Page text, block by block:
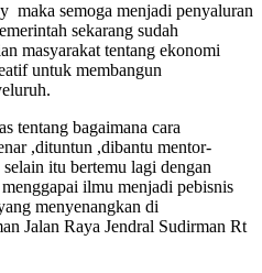
maka semoga menjadi penyaluran
sekarang sudah
masyarakat tentang ekonomi
untuk membangun
tentang bagaimana cara
,dituntun ,dibantu mentor-
itu bertemu lagi dengan
ilmu menjadi pebisnis
menyenangkan di
Jalan Raya Jendral Sudirman Rt